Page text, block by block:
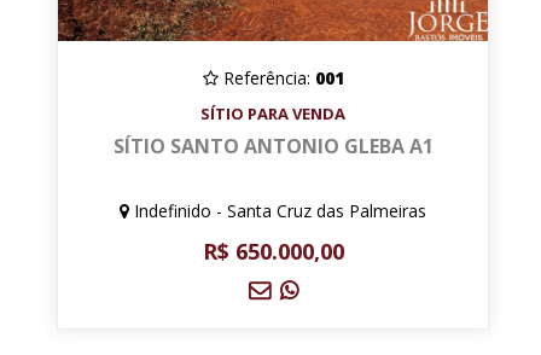
Referência: 001
SÍTIO PARA VENDA
SÍTIO SANTO ANTONIO GLEBA A1
Indefinido - Santa Cruz das Palmeiras
R$ 650.000,00